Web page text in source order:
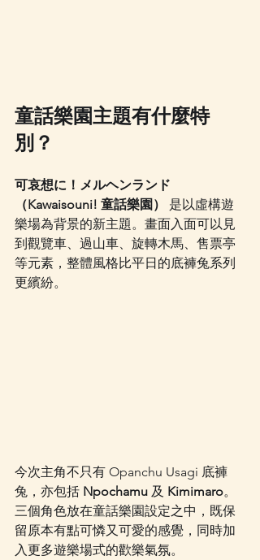
童話樂園主題有什麼特
別？
可哀想に！メルヘンランド
（Kawaisouni! 童話樂園）
是以虛構遊
樂場為背景的新主題。畫面入面可以見
到觀覽車、過山車、旋轉木馬、售票亭
等元素，整體風格比平日的底褲兔系列
更繽紛。
今次主角不只有 Opanchu Usagi 底褲
兔，亦包括 Npochamu 及 Kimimaro。
三個角色放在童話樂園設定之中，既保
留原本有點可憐又可愛的感覺，同時加
入更多遊樂場式的歡樂氣氛。